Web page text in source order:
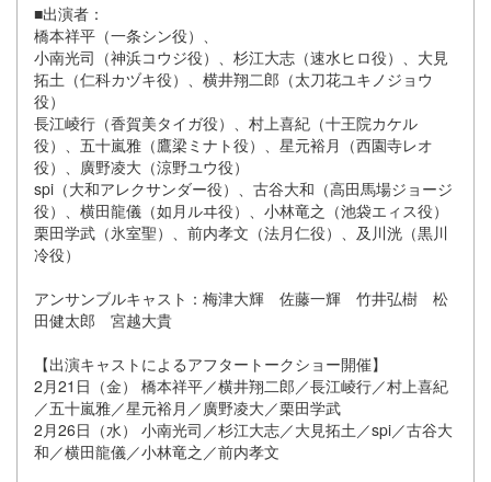
■出演者：
橋本祥平（一条シン役）、
小南光司（神浜コウジ役）、杉江大志（速水ヒロ役）、大見
拓土（仁科カヅキ役）、横井翔二郎（太刀花ユキノジョウ
役）
長江崚行（香賀美タイガ役）、村上喜紀（十王院カケル
役）、五十嵐雅（鷹梁ミナト役）、星元裕月（西園寺レオ
役）、廣野凌大（涼野ユウ役）
spi（大和アレクサンダー役）、古谷大和（高田馬場ジョージ
役）、横田龍儀（如月ルヰ役）、小林竜之（池袋エィス役）
栗田学武（氷室聖）、前内孝文（法月仁役）、及川洸（黒川
冷役）
アンサンブルキャスト：梅津大輝 佐藤一輝 竹井弘樹 松
田健太郎 宮越大貴
【出演キャストによるアフタートークショー開催】
2月21日（金） 橋本祥平／横井翔二郎／長江崚行／村上喜紀
／五十嵐雅／星元裕月／廣野凌大／栗田学武
2月26日（水） 小南光司／杉江大志／大見拓土／spi／古谷大
和／横田龍儀／小林竜之／前内孝文